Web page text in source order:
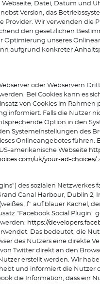
Datei, Datum und
Version, das
Provider. Wir verwenden die
den gesetzlichen
Optimierung unseres
aufgrund konkreter
oder Webservern
Bei Cookies kann es
von Cookies im
informiert. Falls die Nutzer
Option in den
Systemeinstellungen des
Onlineangebotes führen.
amerikanische Webseite
uk/your-ad-choices/
des sozialen Netzwerkes
Canal Harbour, Dublin
„f“ auf blauer Kachel,
"Facebook Social Plugin"
https://
Das bedeutet, die
des Nutzers eine direkte
Twitter direkt an den
erstellt werden. Wir
und informiert die
die Information, dass ein